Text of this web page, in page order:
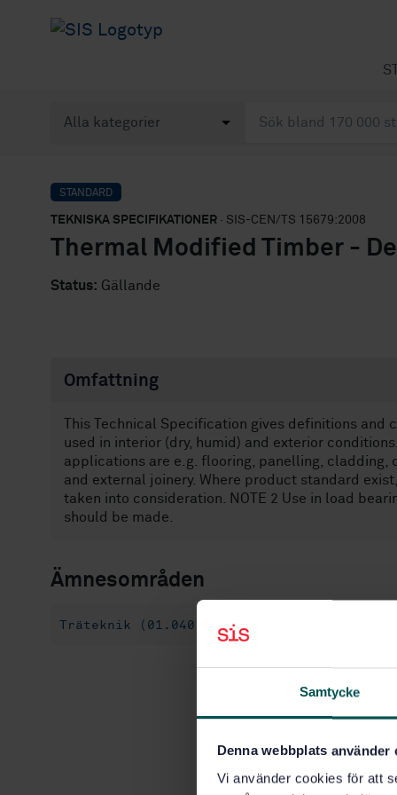
Samtycke
Denna webbplats använder
Vi använder cookies för att
STANDARD
TEKNISKA SPECIFIKATIONER · SIS-CEN/TS 15679:2008
Thermal Modified Timber -
Status: Gällande
Omfattning
This Technical Specification gives definitions
used in interior (dry, humid) and exterior
applications are e.g. flooring, panelling, cladding,
and external joinery. Where product standard
taken into consideration. NOTE 2 Use in load
should be made.
Ämnesområden
Träteknik (01.040.79)